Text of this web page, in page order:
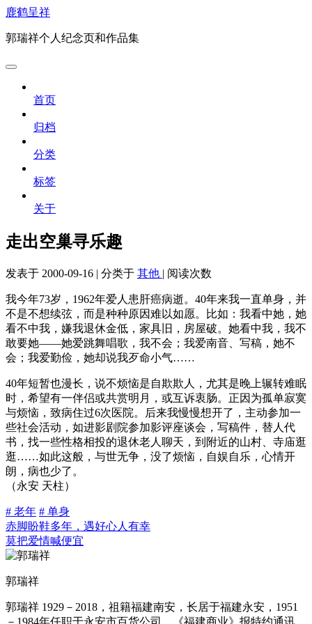
鹿鹤呈祥
郭瑞祥个人纪念页和作品集
首页
归档
分类
标签
关于
走出空巢寻乐趣
发表于 2000-09-16 | 分类于 其他 | 阅读次数
我今年73岁，1962年爱人患肝癌病逝。40年来我一直单身，并
不是不想续弦，而是种种原因难以如愿。比如：我看中她，她
看不中我，嫌我退休金低，家具旧，房屋破。她看中我，我不
敢要她——她爱跳舞唱歌，我不会；我爱南音、写稿，她不
会；我爱勤俭，她却说我歹命小气……
40年短暂也漫长，说不烦恼是自欺欺人，尤其是晚上辗转难眠
时，希望有一伴侣或共赏明月，或互诉衷肠。正因为孤单寂寞
与烦恼，致病住过6次医院。后来我慢慢想开了，主动参加一
些社会活动，如进影剧院参加影评座谈会，写稿件，替人代
书，找一些性格相投的退休老人聊天，到附近的山村、寺庙逛
逛……如此这般，与世无争，没了烦恼，自娱自乐，心情开
朗，病也少了。
（永安 天柱）
# 老年 # 单身
赤脚盼鞋多年，遇好心人有幸
莫把爱情喊便宜
郭瑞祥
郭瑞祥 1929－2018，祖籍福建南安，长居于福建永安，1951
－1984年任职于永安市百货公司，《福建商业》报特约通讯